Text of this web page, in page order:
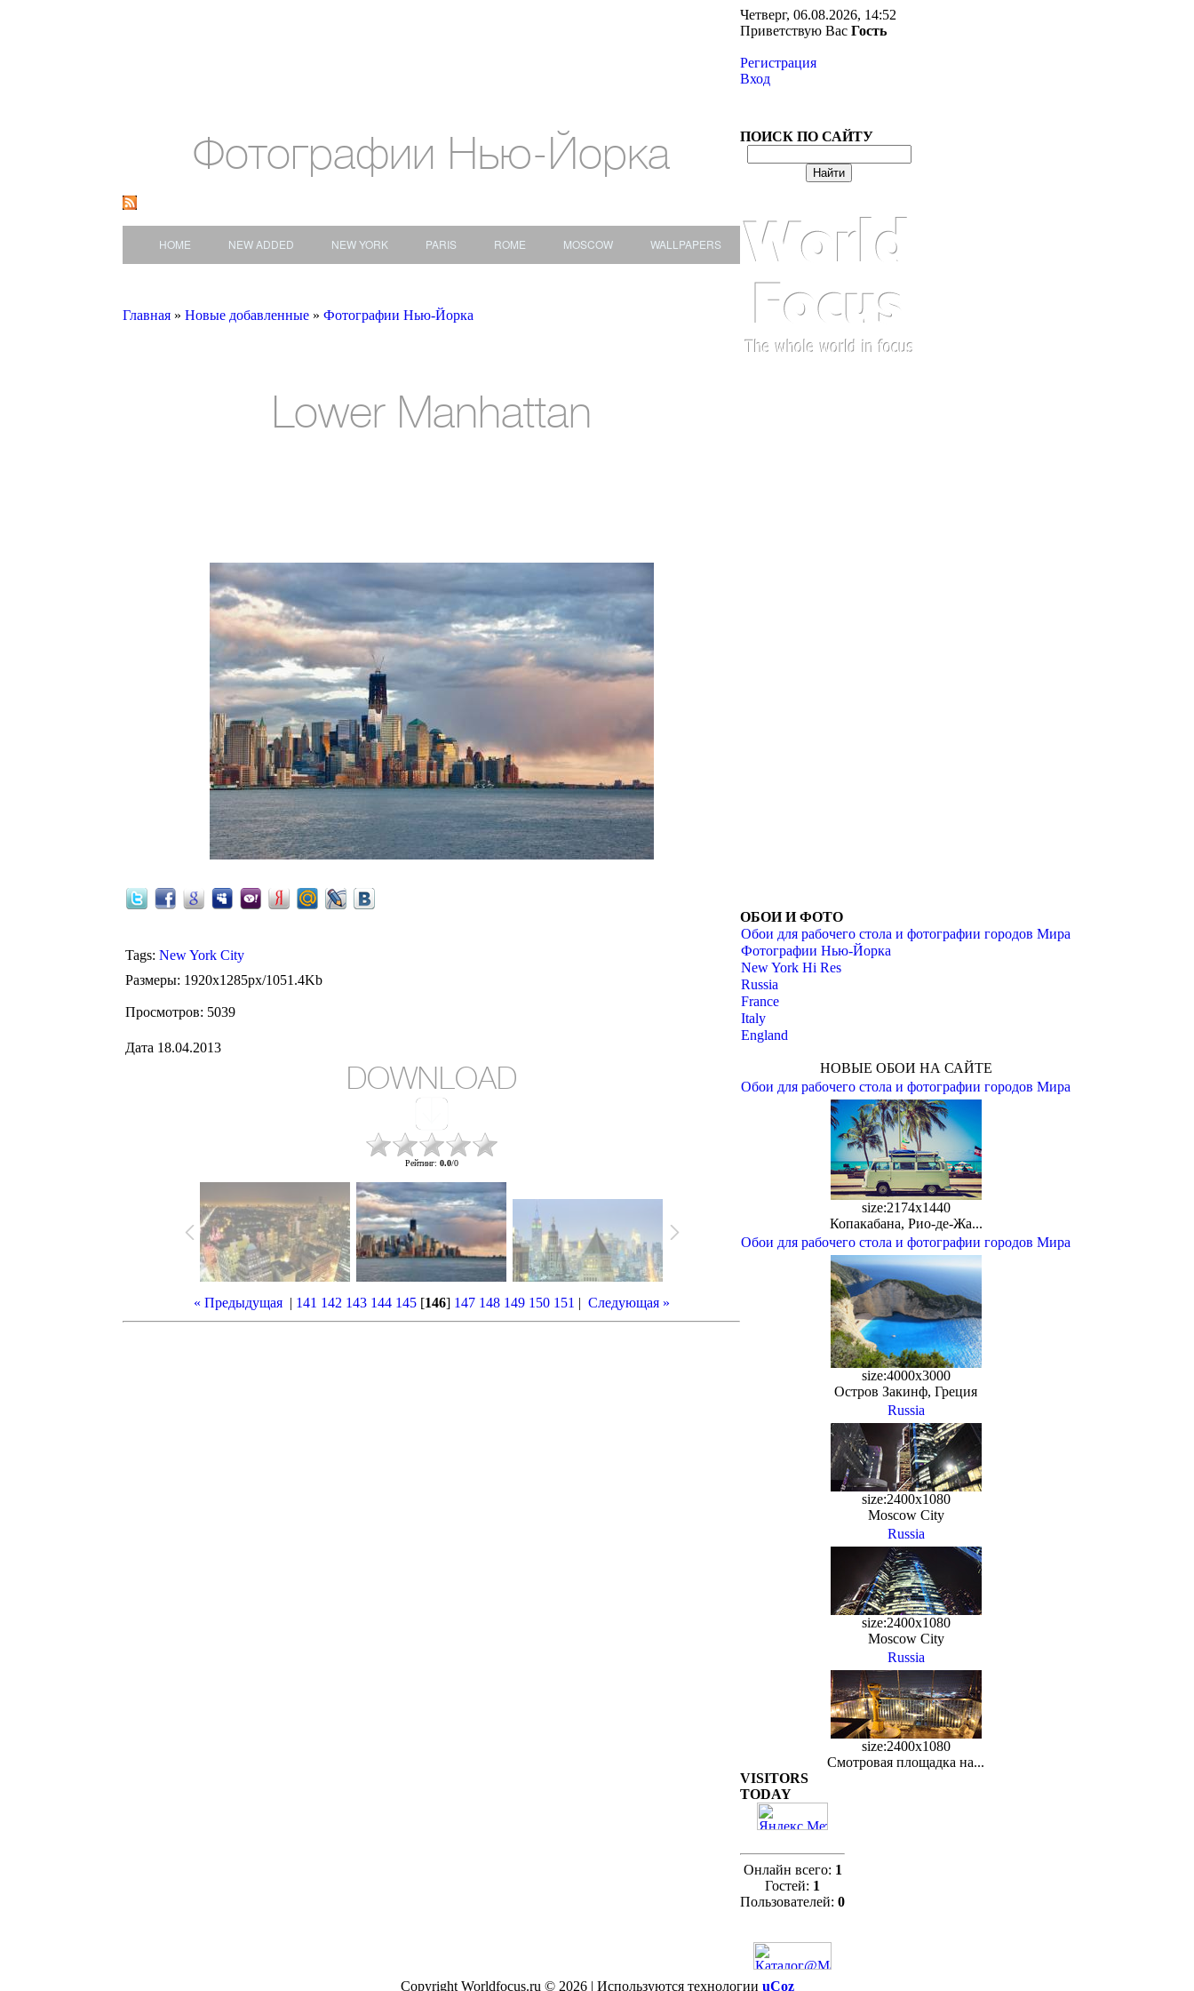
Четверг, 06.08.2026, 14:52
Приветствую Вас Гость
Регистрация
Вход
Фотографии Нью-Йорка
HOME NEW ADDED NEW YORK PARIS ROME MOSCOW WALLPAPERS
Главная » Новые добавленные » Фотографии Нью-Йорка
Lower Manhattan
Tags: New York City
Размеры: 1920x1285px/1051.4Kb
Просмотров: 5039
Дата 18.04.2013
DOWNLOAD
Рейтинг: 0.0/0
« Предыдущая| 141 142 143 144 145[146] 147 148 149 150 151 | Следующая »
ПОИСК ПО САЙТУ
ОБОИ И ФОТО
Обои для рабочего стола и фотографии городов Мира
Фотографии Нью-Йорка
New York Hi Res
Russia
France
Italy
England
НОВЫЕ ОБОИ НА САЙТЕ
Обои для рабочего стола и фотографии городов Мира
size:2174x1440
Копакабана, Рио-де-Жа...
Обои для рабочего стола и фотографии городов Мира
size:4000x3000
Остров Закинф, Греция
Russia
size:2400x1080
Moscow City
Russia
size:2400x1080
Moscow City
Russia
size:2400x1080
Смотровая площадка на...
VISITORS
TODAY
Онлайн всего: 1
Гостей: 1
Пользователей: 0
Copyright Worldfocus.ru © 2026| Используются технологии uCoz